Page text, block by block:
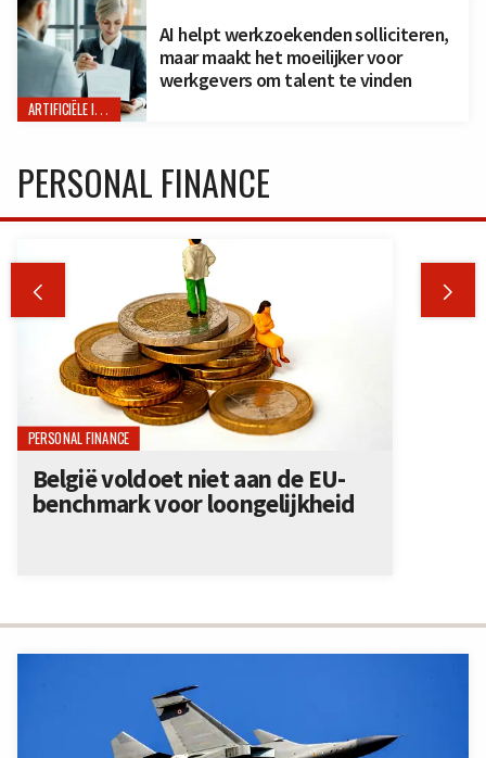
ARTIFICIËLE INTELLIGENTIE
AI helpt werkzoekenden solliciteren,
maar maakt het moeilijker voor
werkgevers om talent te vinden
PERSONAL FINANCE
 
PERSONAL FINANCE
België voldoet niet aan de EU-
benchmark voor loongelijkheid